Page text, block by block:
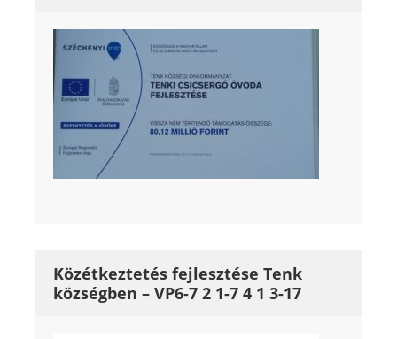
Közétkeztetés fejlesztése Tenk
községben – VP6-7 2 1-7 4 1 3-17